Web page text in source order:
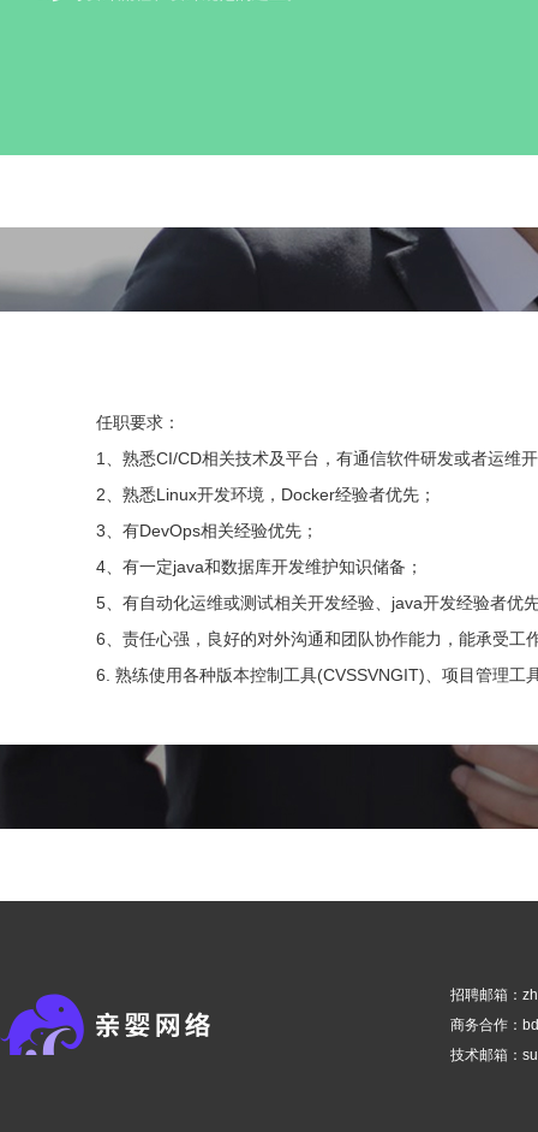
任职要求：
1、熟悉CI/CD相关技术及平台，有通信软件研发或者运维
2、熟悉Linux开发环境，Docker经验者优先；
3、有DevOps相关经验优先；
4、有一定java和数据库开发维护知识储备；
5、有自动化运维或测试相关开发经验、java开发经验者优
6、责任心强，良好的对外沟通和团队协作能力，能承受工
招聘邮箱：
商务合作：
技术邮箱：